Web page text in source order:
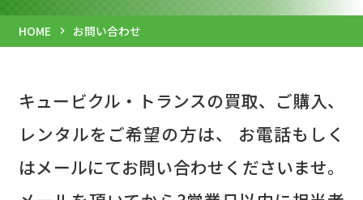
HOME chevron_right お問い合わせ
キュービクル・トランスの買取、ご購入、
レンタルをご希望の方は、
お電話もしく
はメールにてお問い合わせくださいませ。